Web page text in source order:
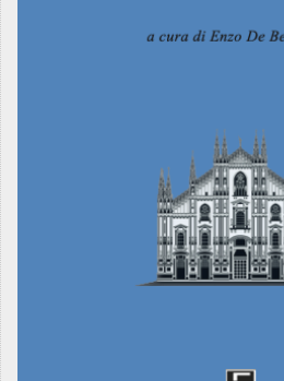
Imbonati, 89 20159 Milano (Italia)